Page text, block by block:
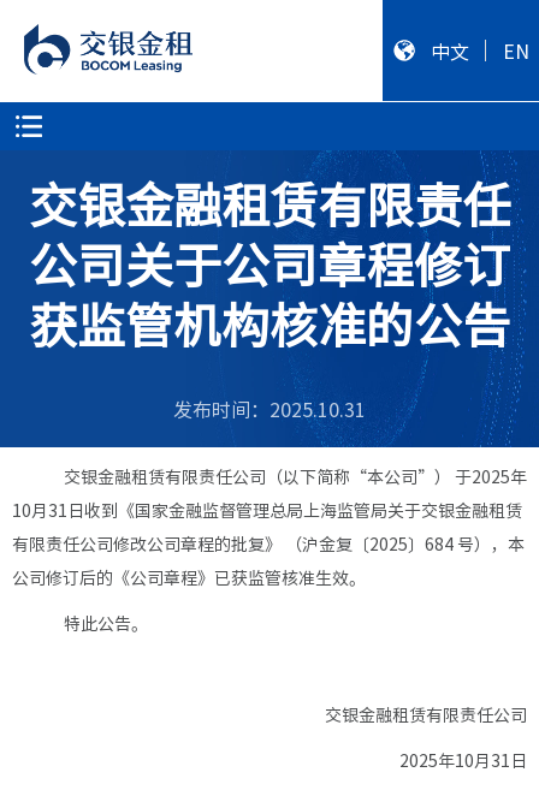
中文 EN
交银金融租赁有限责任
公司关于公司章程修订
获监管机构核准的公告
发布时间：2025.10.31
交银金融租赁有限责任公司（以下简称 “本公司”） 于2025年
10月31日收到《国家金融监督管理总局上海监管局关于交银金融租赁
有限责任公司修改公司章程的批复》 （沪金复〔2025〕684 号），本
公司修订后的《公司章程》已获监管核准生效。
特此公告。
交银金融租赁有限责任公司
2025年10月31日